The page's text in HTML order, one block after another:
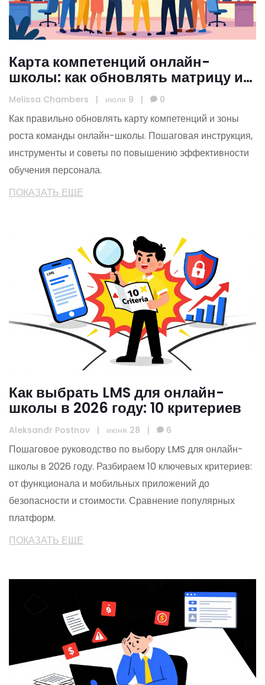
Карта компетенций онлайн-
школы: как обновлять матрицу и
зоны роста в 2026 году
Melissa Chambers | июля 9 | 0
Как правильно обновлять карту компетенций и зоны
роста команды онлайн-школы. Пошаговая инструкция,
инструменты и советы по повышению эффективности
обучения персонала.
ПОКАЗАТЬ ЕЩЕ
Как выбрать LMS для онлайн-
школы в 2026 году: 10 критериев
Aleksandr Postnov | июня 28 | 6
Пошаговое руководство по выбору LMS для онлайн-
школы в 2026 году. Разбираем 10 ключевых критериев:
от функционала и мобильных приложений до
безопасности и стоимости. Сравнение популярных
платформ.
ПОКАЗАТЬ ЕЩЕ